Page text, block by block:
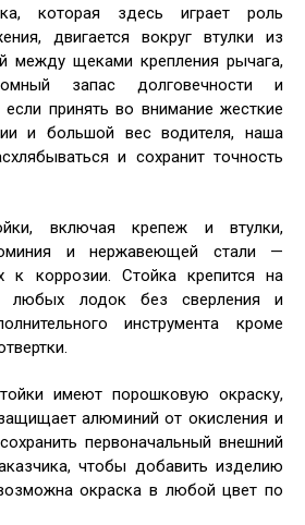
которая здесь играет роль
двигается вокруг втулки из
между щеками крепления рычага,
запас долговечности и
принять во внимание жесткие
и большой вес водителя, наша
и сохранит точность
включая крепеж и втулки,
и нержавеющей стали —
к коррозии. Стойка крепится на
любых лодок без сверления и
инструмента кроме
имеют порошковую окраску,
алюминий от окисления и
первоначальный внешний
чтобы добавить изделию
окраска в любой цвет по